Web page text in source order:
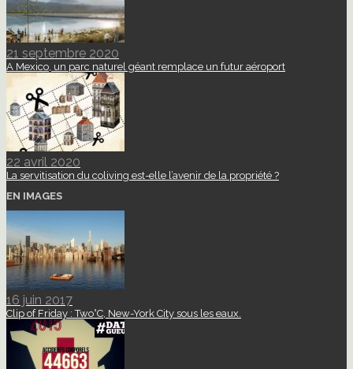
21 septembre 2020
A Mexico, un parc naturel géant remplace un futur aéroport
22 avril 2020
La servitisation du coliving est-elle l’avenir de la propriété ?
EN IMAGES
16 juin 2017
Clip of Friday : Two°C, New-York City sous les eaux.